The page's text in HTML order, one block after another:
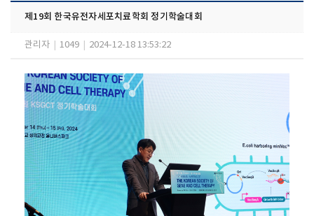
제19회 한국유전자세포치료학회 정기학술대회
관리자 1049 2024-12-18 13:53:22